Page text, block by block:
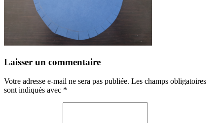
Laisser un commentaire
Votre adresse e-mail ne sera pas publiée. Les champs obligatoires
sont indiqués avec *